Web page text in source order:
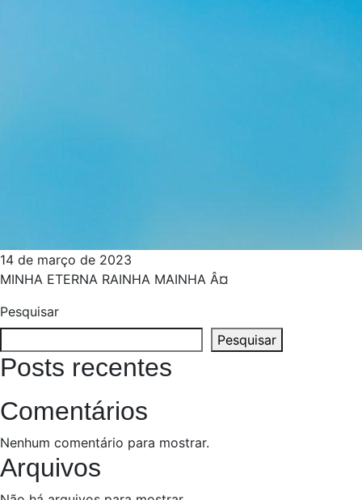
14 de março de 2023
MINHA ETERNA RAINHA MAINHA Â¤
Pesquisar
Pesquisar
Posts recentes
Comentários
Nenhum comentário para mostrar.
Arquivos